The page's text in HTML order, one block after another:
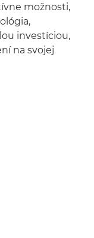
možnosti,
investíciou,
na svojej